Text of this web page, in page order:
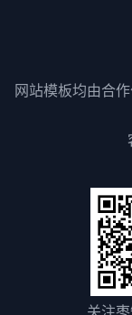
网站模板均由合